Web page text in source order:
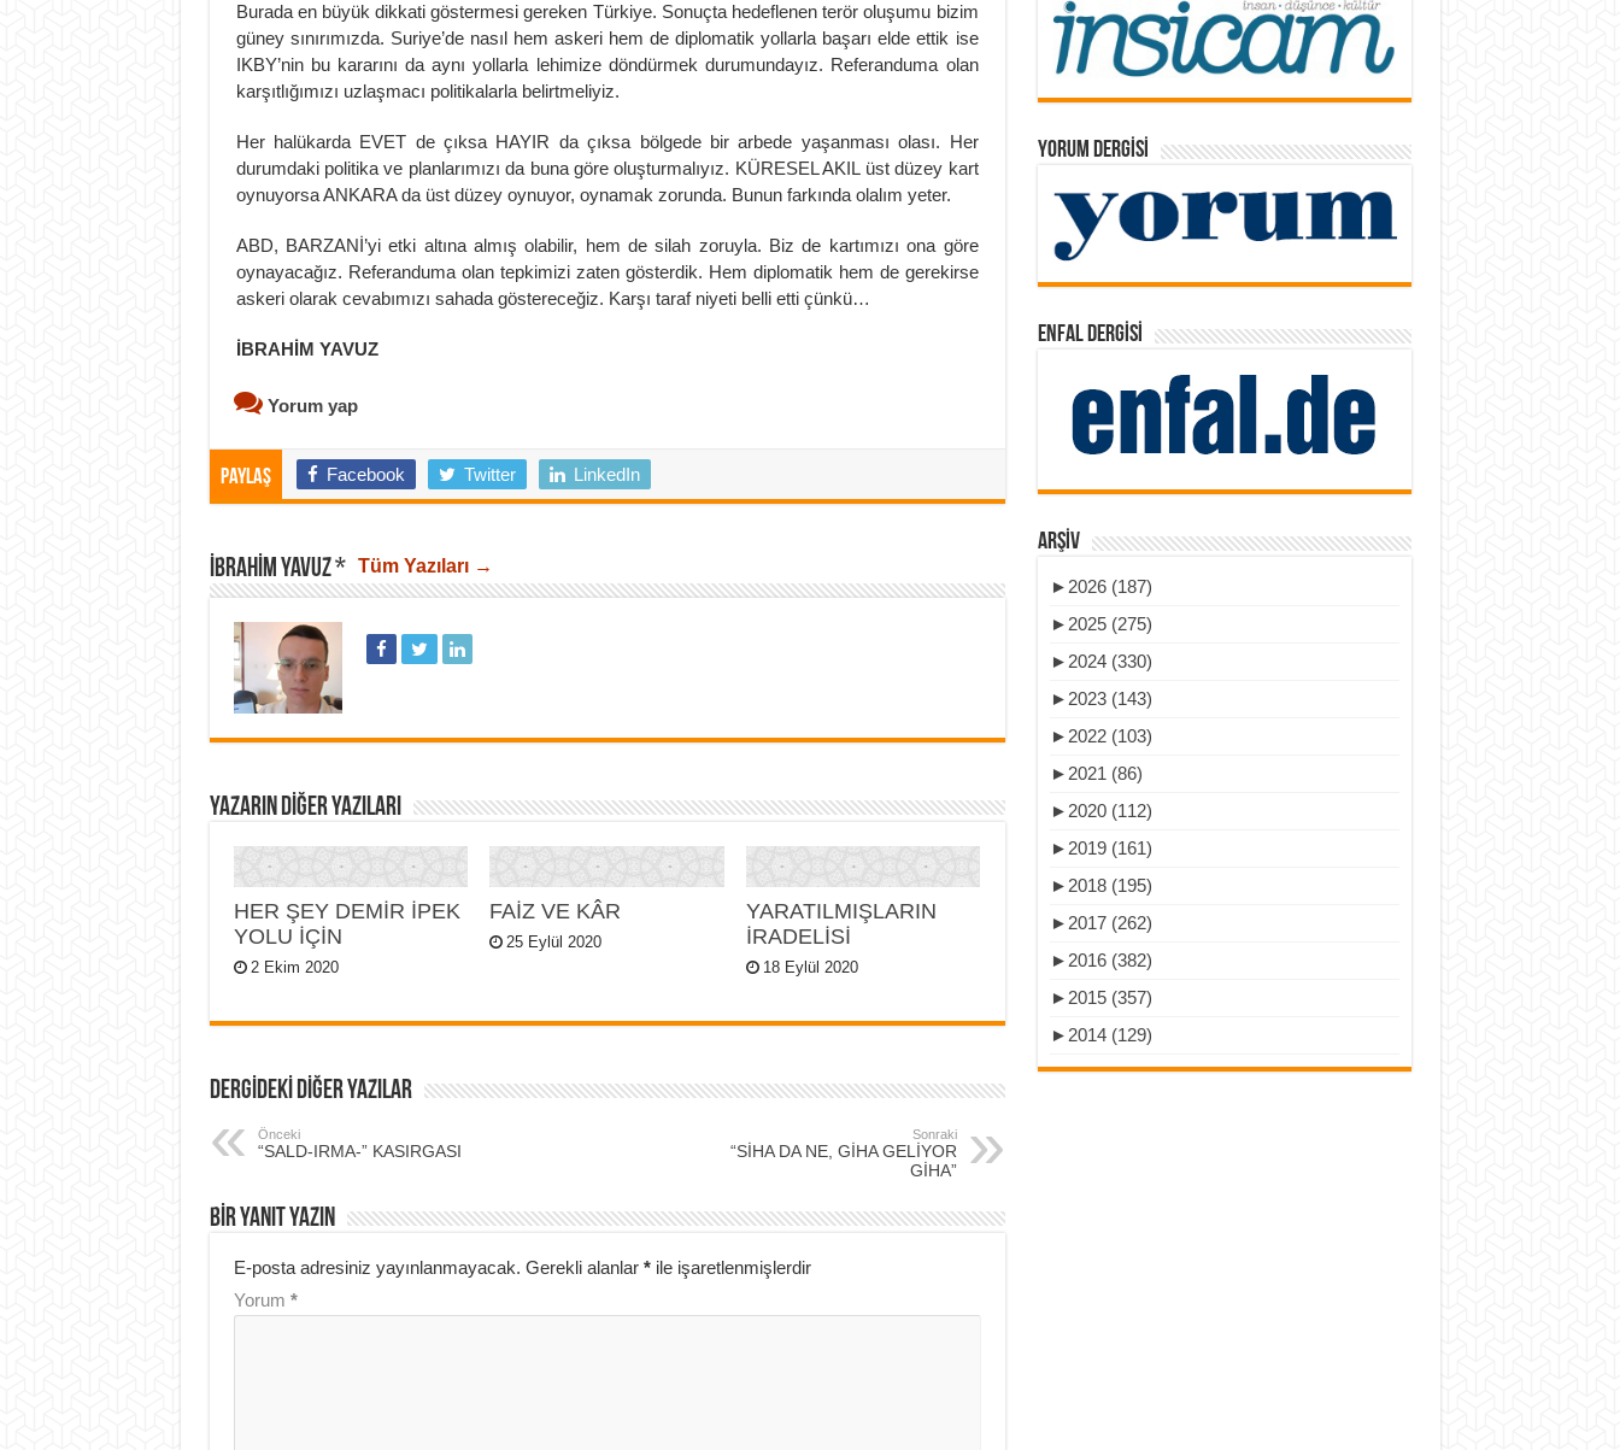
Burada en büyük dikkati göstermesi gereken Türkiye. Sonuçta hedeflenen terör oluşumu bizim
güney sınırımızda. Suriye’de nasıl hem askeri hem de diplomatik yollarla başarı elde ettik ise
IKBY’nin bu kararını da aynı yollarla lehimize döndürmek durumundayız. Referanduma olan
karşıtlığımızı uzlaşmacı politikalarla belirtmeliyiz.
Her halükarda EVET de çıksa HAYIR da çıksa bölgede bir arbede yaşanması olası. Her
durumdaki politika ve planlarımızı da buna göre oluşturmalıyız. KÜRESEL AKIL üst düzey kart
oynuyorsa ANKARA da üst düzey oynuyor, oynamak zorunda. Bunun farkında olalım yeter.
ABD, BARZANİ’yi etki altına almış olabilir, hem de silah zoruyla. Biz de kartımızı ona göre
oynayacağız. Referanduma olan tepkimizi zaten gösterdik. Hem diplomatik hem de gerekirse
askeri olarak cevabımızı sahada göstereceğiz. Karşı taraf niyeti belli etti çünkü…
İBRAHİM YAVUZ
Yorum yap
Paylaş Facebook Twitter LinkedIn
İBRAHIM YAVUZ * Tüm Yazıları →
YAZARIN DIĞER YAZILARI
HER ŞEY DEMİR İPEK
YOLU İÇİN
2 Ekim 2020
FAİZ VE KÂR
25 Eylül 2020
YARATILMIŞLARIN
İRADELİSİ
18 Eylül 2020
DERGİDEKİ DİĞER YAZILAR
Önceki
“SALD-IRMA-” KASIRGASI
Sonraki
“SİHA DA NE, GİHA GELİYOR
GİHA”
BIR YANIT YAZIN
E-posta adresiniz yayınlanmayacak. Gerekli alanlar *ile işaretlenmişlerdir
Yorum *
YORUM DERGISI
ENFAL DERGISI
ARŞIV
► 2026 (187)
► 2025 (275)
► 2024 (330)
► 2023 (143)
► 2022 (103)
► 2021 (86)
► 2020 (112)
► 2019 (161)
► 2018 (195)
► 2017 (262)
► 2016 (382)
► 2015 (357)
► 2014 (129)